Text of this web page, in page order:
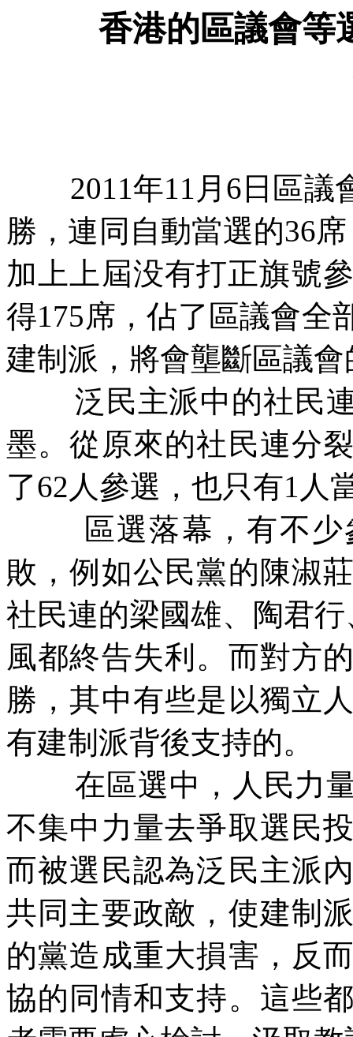
香港的區議會等
2011年11 月 6 日區議
勝，連同自動當選的36
加上上屆没有打正旗號
得175席，佔了區議會全
建制派，將會壟斷區議
泛民主派中的社民
墨。從原來的社民連分
了62 人參選，也只有1 人
區選落幕，有不
敗，例如公民黨的陳淑
社民連的梁國雄、陶君
風都終告失利。而對方
勝，其中有些是以獨立
有建制派背後支持的。
在區選中，人民力
不集中力量去爭取選民
而被選民認為泛民主派
共同主要政敵，使建制
的黨造成重大損害，反
協的同情和支持。這些